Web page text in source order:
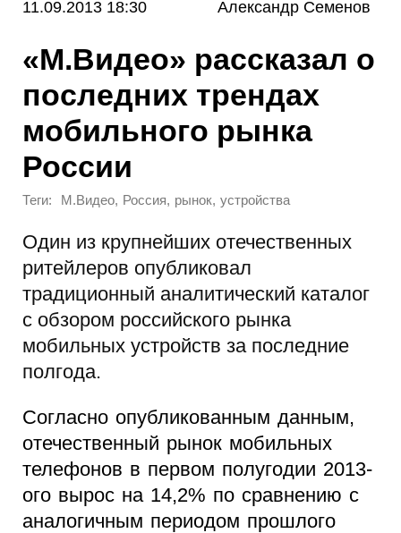
11.09.2013 18:30 Александр Семенов
«М.Видео» рассказал о
последних трендах
мобильного рынка
России
Теги: М.Видео, Россия, рынок, устройства
Один из крупнейших отечественных
ритейлеров опубликовал
традиционный аналитический каталог
с обзором российского рынка
мобильных устройств за последние
полгода.
Согласно опубликованным данным,
отечественный рынок мобильных
телефонов в первом полугодии 2013-
ого вырос на 14,2% по сравнению с
аналогичным периодом прошлого